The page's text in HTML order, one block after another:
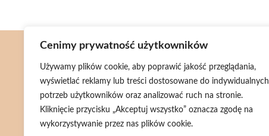
Cenimy prywatność użytkowników
Używamy plików cookie, aby poprawić jakość przeglądania,
wyświetlać reklamy lub treści dostosowane do indywidualnych
potrzeb użytkowników oraz analizować ruch na stronie.
Kliknięcie przycisku „Akceptuj wszystko” oznacza zgodę na
wykorzystywanie przez nas plików cookie.
Menu
Aktualności
Wsparcie
Bazarek